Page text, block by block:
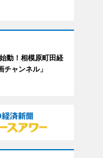
動！相模原町田経
チャンネル」